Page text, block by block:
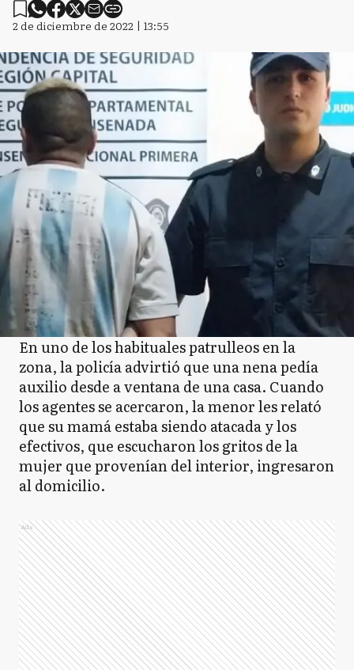
2 de diciembre de 2022 | 13:55
En uno de los habituales patrulleos en la
zona, la policía advirtió que una nena pedía
auxilio desde a ventana de una casa. Cuando
los agentes se acercaron, la menor les relató
que su mamá estaba siendo atacada y los
efectivos, que escucharon los gritos de la
mujer que provenían del interior, ingresaron
al domicilio.
Ads